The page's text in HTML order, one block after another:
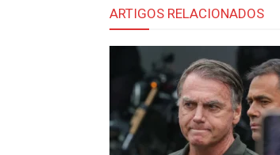
ARTIGOS RELACIONADOS